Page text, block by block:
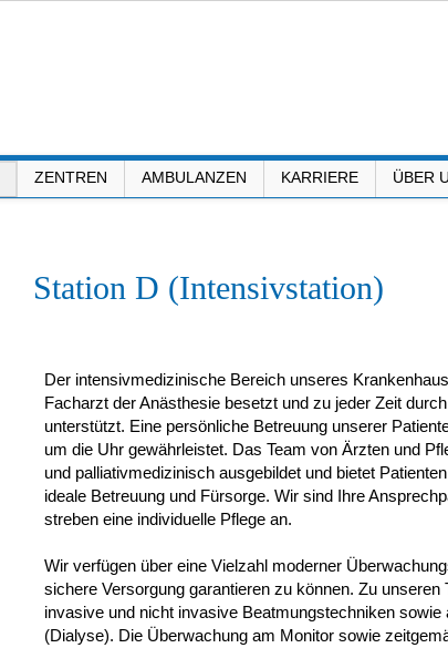
ZENTREN AMBULANZEN KARRIERE ÜBER
Station D (Intensivstation)
Der intensivmedizinische Bereich unseres
Facharzt der Anästhesie besetzt und zu jeder Zeit
unterstützt. Eine persönliche Betreuung unserer
um die Uhr gewährleistet. Das Team von Ärzten und
und palliativmedizinisch ausgebildet und bietet
ideale Betreuung und Fürsorge. Wir sind Ihre
streben eine individuelle Pflege an.
Wir verfügen über eine Vielzahl moderner
sichere Versorgung garantieren zu können. Zu
invasive und nicht invasive Beatmungstechniken
(Dialyse). Die Überwachung am Monitor sowie